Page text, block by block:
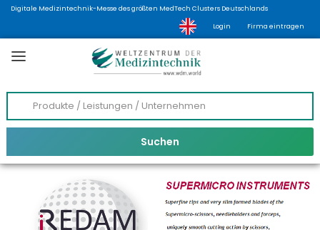
Digitale Medizintechnik-Messe des größten MedTech Clusters Deutschlands
Login Firma eintragen